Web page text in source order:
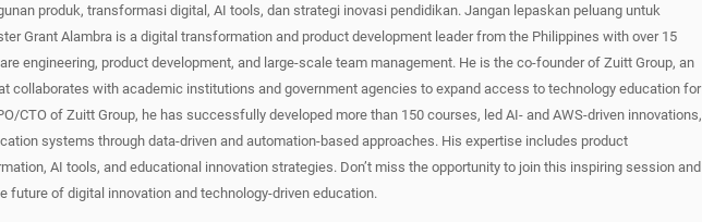
produk, transformasi digital, AI tools, dan strategi inovasi pendidikan. Jangan lepaskan peluang untuk
Grant Alambra is a digital transformation and product development leader from the Philippines with over 15
engineering, product development, and large-scale team management. He is the co-founder of Zuitt Group, an
collaborates with academic institutions and government agencies to expand access to technology education for
CTO of Zuitt Group, he has successfully developed more than 150 courses, led AI- and AWS-driven innovations,
systems through data-driven and automation-based approaches. His expertise includes product
AI tools, and educational innovation strategies. Don’t miss the opportunity to join this inspiring session and
future of digital innovation and technology-driven education.